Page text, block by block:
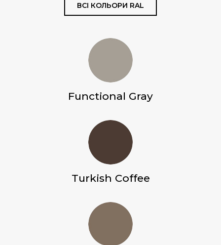
ВСІ КОЛЬОРИ RAL
Functional Gray
Turkish Coffee